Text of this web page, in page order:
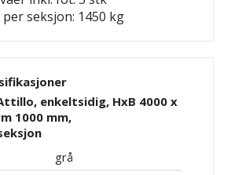
seksjon: 1450 kg
enkeltsidig, HxB 4000 x
1000 mm,
grå